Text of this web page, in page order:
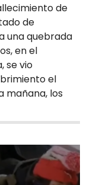
de
de
una quebrada
en el
se vio
el
mañana, los